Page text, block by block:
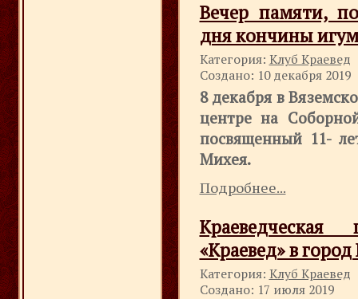
Вечер памяти,
дня кончины
Категория: Клуб Краевед
Создано: 10 декабря 2019
8 декабря в
центре на
посвященный 11-
Михея.
Подробнее...
«Краевед» в
Категория: Клуб Краевед
Создано: 17 июля 2019